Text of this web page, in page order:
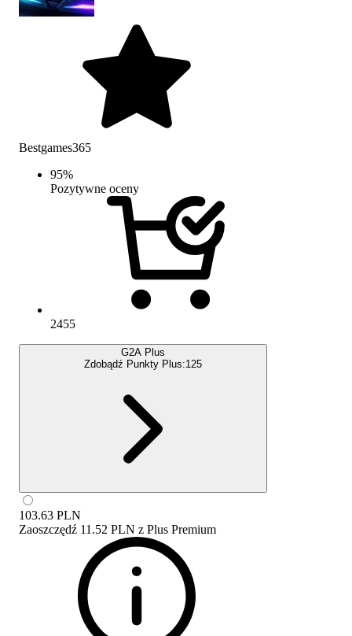
Bestgames365
95%
Pozytywne oceny
2455
G2A Plus
Zdobądź Punkty Plus:125
103.63 PLN
Zaoszczędź 11.52 PLN z Plus Premium